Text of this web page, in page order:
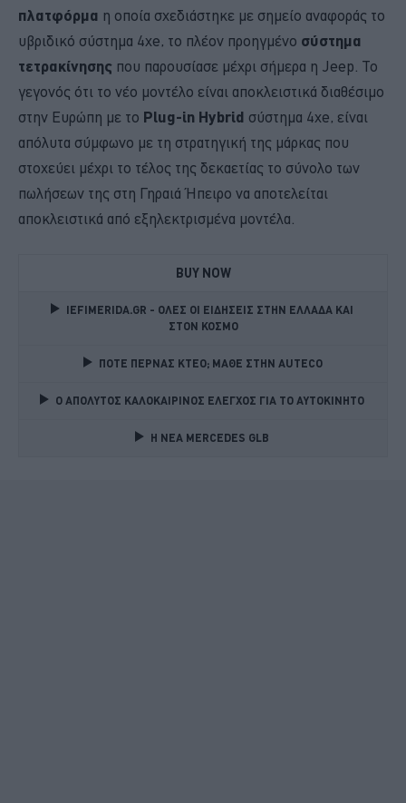
πλατφόρμα η οποία σχεδιάστηκε με σημείο αναφοράς το
υβριδικό σύστημα 4xe, το πλέον προηγμένο σύστημα
τετρακίνησης που παρουσίασε μέχρι σήμερα η Jeep. To
γεγονός ότι το νέο μοντέλο είναι αποκλειστικά διαθέσιμο
στην Ευρώπη με το Plug-in Hybrid σύστημα 4xe, είναι
απόλυτα σύμφωνο με τη στρατηγική της μάρκας που
στοχεύει μέχρι το τέλος της δεκαετίας το σύνολο των
πωλήσεων της στη Γηραιά Ήπειρο να αποτελείται
αποκλειστικά από εξηλεκτρισμένα μοντέλα.
BUY NOW
IEFIMERIDA.GR - ΟΛΕΣ ΟΙ ΕΙΔΗΣΕΙΣ ΣΤΗΝ ΕΛΛΑΔΑ ΚΑΙ
ΣΤΟΝ ΚΟΣΜΟ
ΠΟΤΕ ΠΕΡΝΑΣ ΚΤΕΟ; ΜΑΘΕ ΣΤΗΝ ΑUTECO
Ο ΑΠΟΛΥΤΟΣ ΚΑΛΟΚΑΙΡΙΝΟΣ ΕΛΕΓΧΟΣ ΓΙΑ ΤΟ ΑΥΤΟΚΙΝΗΤΟ
Η ΝΕΑ MERCEDES GLB